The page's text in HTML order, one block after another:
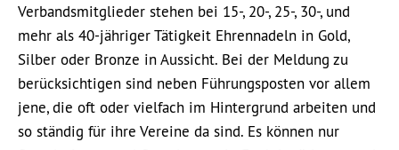
Verbandsmitglieder stehen bei 15-, 20-, 25-, 30-, und
mehr als 40-jähriger Tätigkeit Ehrennadeln in Gold,
Silber oder Bronze in Aussicht. Bei der Meldung zu
berücksichtigen sind neben Führungsposten vor allem
jene, die oft oder vielfach im Hintergrund arbeiten und
so ständig für ihre Vereine da sind. Es können nur